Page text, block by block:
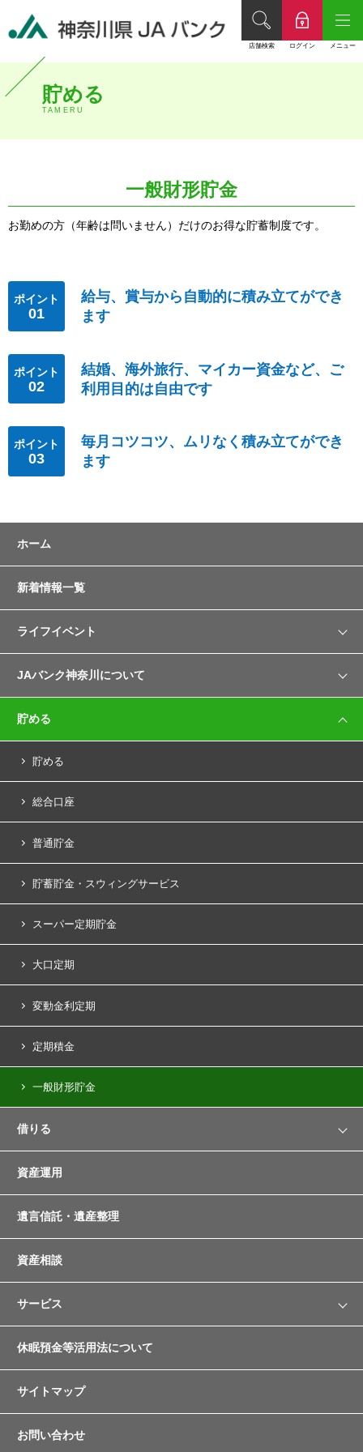
店舗検索 ログイン メニュー
貯める
TAMERU
一般財形貯金
お勤めの方（年齢は問いません）だけのお得な貯蓄制度です。
ポイント
01
給与、賞与から自動的に積み立てができ
ます
ポイント
02
結婚、海外旅行、マイカー資金など、ご
利用目的は自由です
ポイント
03
毎月コツコツ、ムリなく積み立てができ
ます
ホーム
新着情報一覧
ライフイベント
就職
結婚
教育
住宅購入
退職・老後
農業
JAバンク神奈川について
JAバンク神奈川について
JAバンクシステム
JAバンクの安全性
JAバンク神奈川の取組状況（令和6年度）
JAバンク神奈川の取組状況（令和5年度）
JAバンク神奈川の取組状況（令和4年度）
貯める
貯める
総合口座
普通貯金
貯蓄貯金・スウィングサービス
スーパー定期貯金
大口定期
変動金利定期
定期積金
一般財形貯金
借りる
借りる
住宅ローン（新築・購入型）
住宅ローン（借換型）
マイカーローン
資産運用
遺言信託・遺産整理
資産相談
サービス
サービス
ATM
JAバンク優遇プログラム
休眠預金等活用法について
サイトマップ
お問い合わせ